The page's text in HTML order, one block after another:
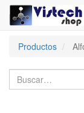
Productos